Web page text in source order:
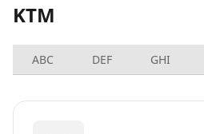
KTM
ABC DEF GHI